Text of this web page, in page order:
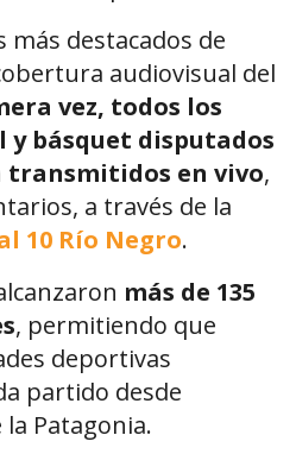
más destacados de
audiovisual del
vez, todos los
básquet disputados
transmitidos en vivo,
a través de la
10 Río Negro.
más de 135
, permitiendo que
deportivas
partido desde
Patagonia.